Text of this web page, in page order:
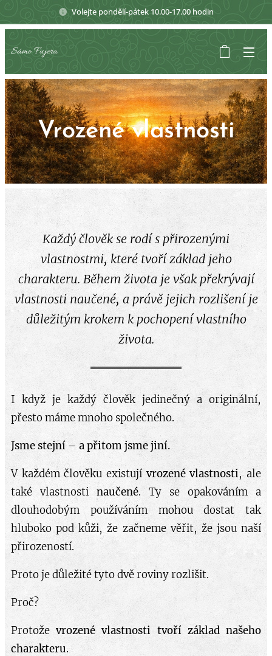
Volejte pondělí-pátek 10.00-17.00 hodin
Sámo Fujera
Vrozené vlastnosti
Každý člověk se rodí s přirozenými
vlastnostmi, které tvoří základ jeho
charakteru. Během života je však překrývají
vlastnosti naučené, a právě jejich rozlišení je
důležitým krokem k pochopení vlastního
života.
I když je každý člověk jedinečný a originální,
přesto máme mnoho společného.
Jsme stejní – a přitom jsme jiní.
V každém člověku existují vrozené vlastnosti, ale
také vlastnostinaučené. Ty se opakováním a
dlouhodobým používáním mohou dostat tak
hluboko pod kůži, že začneme věřit, že jsou naší
přirozeností.
Proto je důležité tyto dvě roviny rozlišit.
Proč?
Protoževrozené vlastnosti tvoří základ našeho
charakteru.